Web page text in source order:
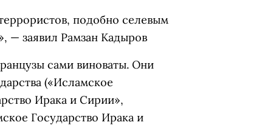
подобно селевым
— заявил Рамзан Кадыров
сами виноваты. Они
(«Исламское
Ирака и Сирии»,
Государство Ирака и